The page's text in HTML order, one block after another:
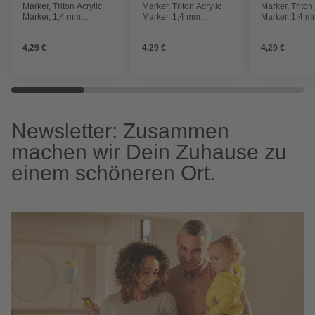
Marker, Triton Acrylic
Marker, 1,4 mm
4,29 €
Marker, Triton Acrylic
Marker, 1,4 mm
4,29 €
Marker,
Marker, 1,4
4,29 €
Newsletter: Zusammen
machen wir Dein Zuhause zu
einem schöneren Ort.